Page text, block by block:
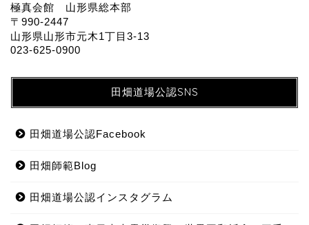
極真会館 山形県総本部
〒990-2447
山形県山形市元木1丁目3-13
023-625-0900
田畑道場公認SNS
田畑道場公認Facebook
田畑師範Blog
田畑道場公認インスタグラム